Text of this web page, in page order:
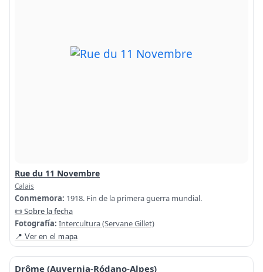
Rue du 11 Novembre
Calais
Conmemora: 1918. Fin de la primera guerra mundial.
📜 Sobre la fecha
Fotografía: Intercultura (Servane Gillet)
📍 Ver en el mapa
Drôme (Auvernia-Ródano-Alpes)